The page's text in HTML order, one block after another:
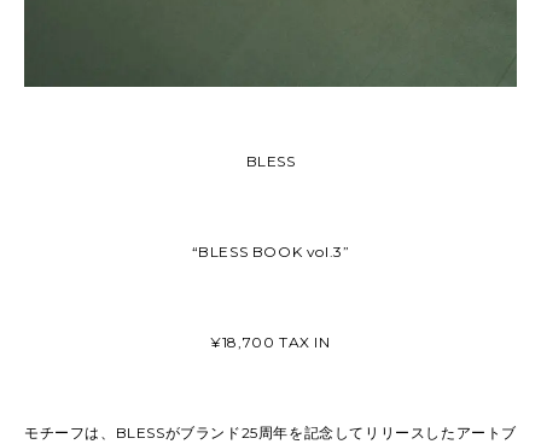
BLESS
“BLESS BOOK vol.3”
¥18,700 TAX IN
モチーフは、BLESSがブランド25周年を記念してリリースしたアートブ